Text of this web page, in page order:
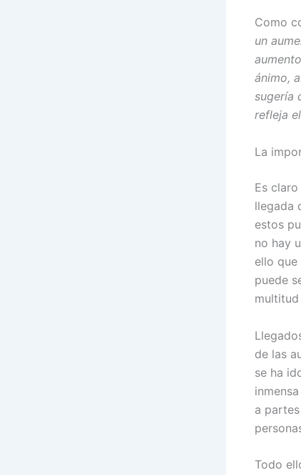
Como
un
ánimo,
sugería
refleja
La
Es
llegada
estos
no hay
ello
puede
de las
se ha
a
Todo